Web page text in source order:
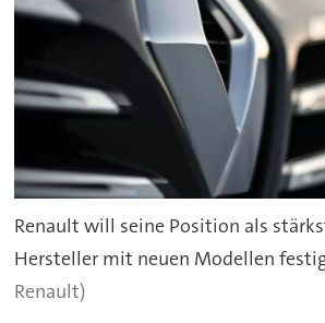
Renault will seine Position als
Hersteller mit neuen Modellen
Renault)